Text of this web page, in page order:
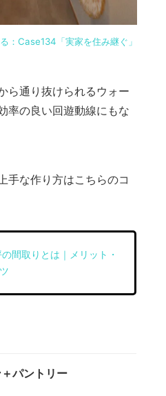
：Case134「実家を住み継ぐ」
ら通り抜けられるウォー
率の良い回遊動線にもな
手な作り方はこちらのコ
間取りとは｜メリット・
パントリー